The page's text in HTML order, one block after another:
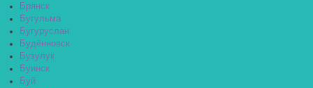
Брянск
Бугульма
Бугуруслан
Будённовск
Бузулук
Буинск
Буй